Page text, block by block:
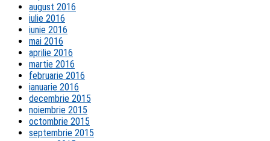
august 2016
iulie 2016
iunie 2016
mai 2016
aprilie 2016
martie 2016
februarie 2016
ianuarie 2016
decembrie 2015
noiembrie 2015
octombrie 2015
septembrie 2015